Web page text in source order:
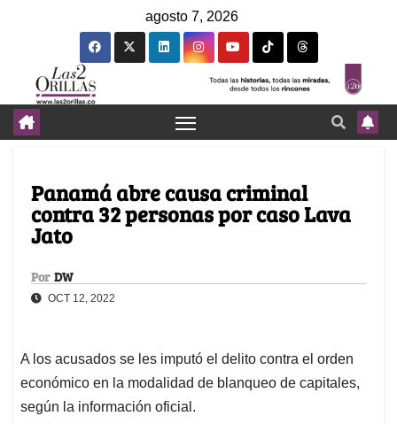
agosto 7, 2026
Panamá abre causa criminal
contra 32 personas por caso Lava
Jato
Por DW
OCT 12, 2022
A los acusados se les imputó el delito contra el orden
económico en la modalidad de blanqueo de capitales,
según la información oficial.